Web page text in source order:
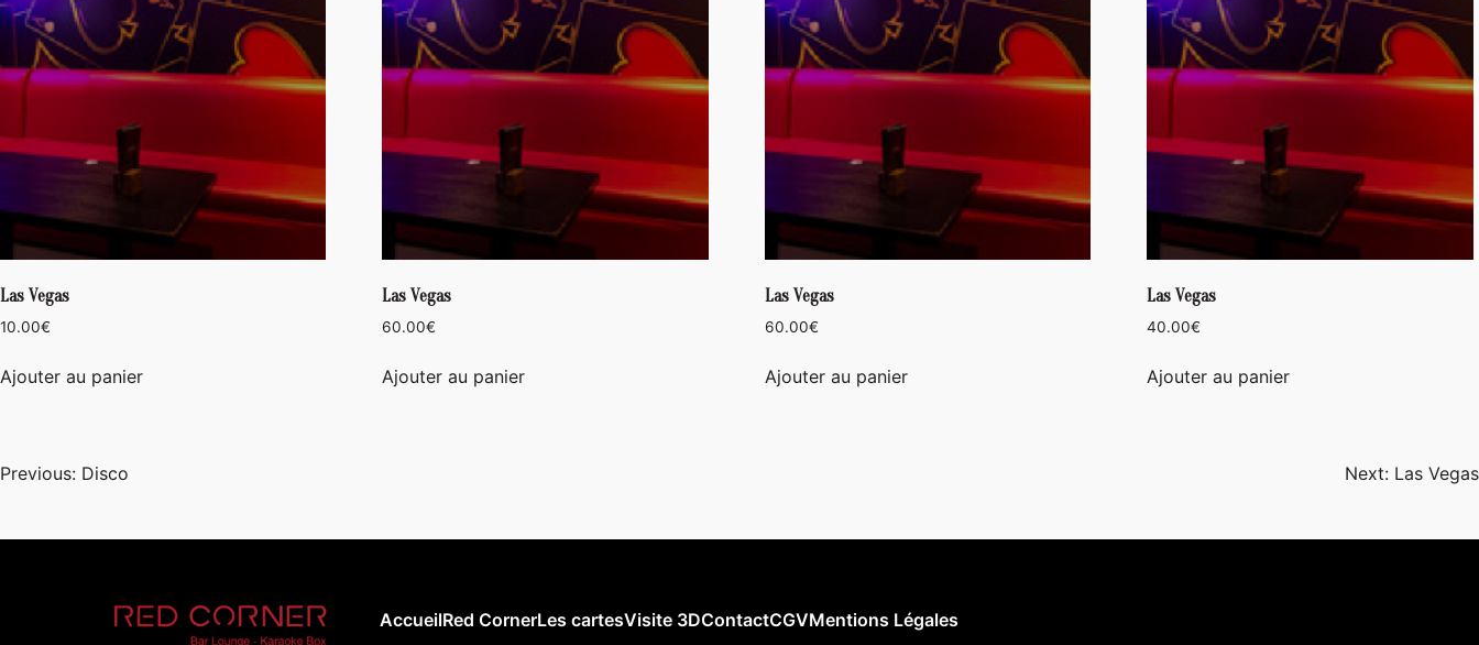
Las Vegas
10.00€
Ajouter au panier
Las Vegas
60.00€
Ajouter au panier
Las Vegas
60.00€
Ajouter au panier
Las Vegas
40.00€
Ajouter au panier
Navigation
Previous: Disco Next: Las Vegas
AccueilRed CornerLes cartesVisite 3DContactCGVMentions Légales